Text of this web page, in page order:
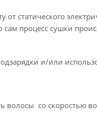
статического
процесс сушки
и/или
со скоростью